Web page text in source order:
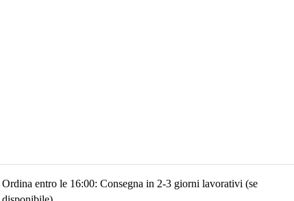
Ordina entro le 16:00: Consegna in 2-3 giorni lavorativi (se